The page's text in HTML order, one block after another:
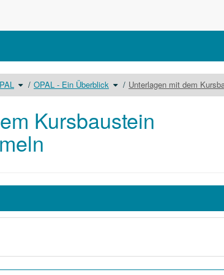
Schalte
denVerzeichnisbaum
unter
Benutzerhandbuch
OPAL - Ein Überblick Schalte
denVerzeichnisbaum
unter
OPAL
Überblick
um.
Unterlagen mit dem
Kursbaustein